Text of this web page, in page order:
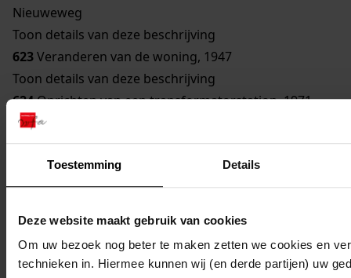
Toestemming Details
Deze website maakt gebruik van cookies
Om uw bezoek nog beter te maken zetten we cookies en
technieken in. Hiermee kunnen wij (en derde partijen) uw
Nieuweweg
Toon details van deze beschrijving
623Veranderen van de woning, 1947
Toon details van deze beschrijving
624Oprichten van een transformatorstation, 1971
Toon details van deze beschrijving
625Verbouwen van een gebouw bestemd om te
worden gebruikt als woonhuis, 1929
Toon details van deze beschrijving
Toon details van deze beschrijving
627Veranderen woning, 1962